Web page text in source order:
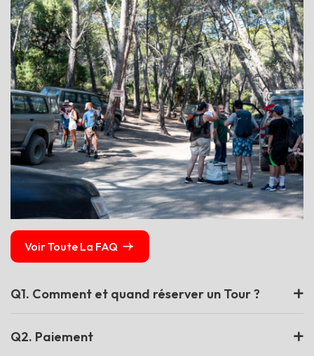
Voir Toute La FAQ
Q1. Comment et quand réserver un Tour ?
Q2. Paiement